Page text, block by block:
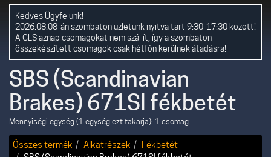
Kedves Ügyfelünk!
2026.08.08-án szombaton üzletünk nyitva tart 9:30-17:30 között!
A GLS aznap csomagokat nem szállít, így a szombaton
összekészített csomagok csak hétfőn kerülnek átadásra!
SBS (Scandinavian
Brakes) 671SI fékbetét
Mennyiségi egység (1 egység ezt takarja): 1 csomag
Összes termék Alkatrészek
Fékbetét